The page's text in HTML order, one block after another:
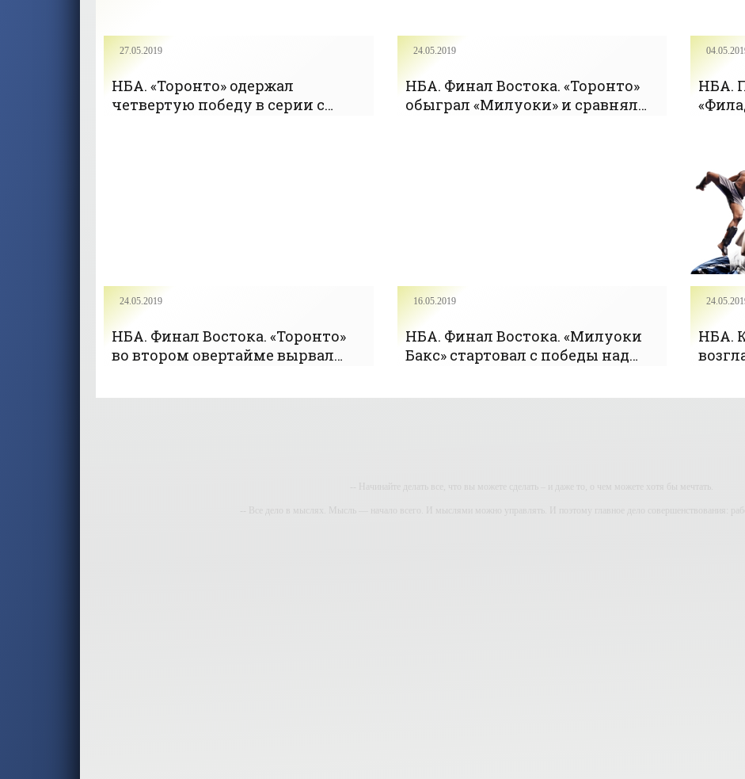
27.05.2019
НБА. «Торонто» одержал
четвертую победу в серии с
24.05.2019
НБА. Финал Востока. «Торонто»
обыграл «Милуоки» и сравнял
НБА.
24.05.2019
НБА. Финал Востока. «Торонто»
во втором овертайме вырвал
отставание в серии -
16.05.2019
НБА. Финал Востока. «Милуоки
Бакс» стартовал с победы над
«БАСКЕТБОЛ»
НБА.
-- Начинайте делать все, что вы можете сделать – и даже то, о чем можете хотя бы мечтать.
-- Все дело в мыслях. Мысль — начало всего. И мыслями можно управлять. И поэтому главное дело совершенствования: